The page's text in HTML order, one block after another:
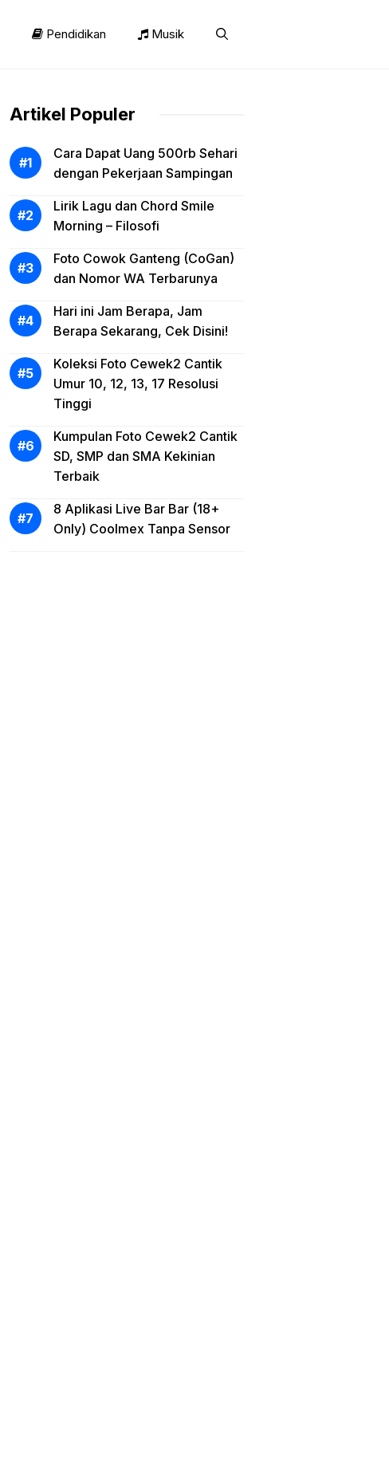
Pendidikan Musik
Artikel Populer
Cara Dapat Uang 500rb Sehari
dengan Pekerjaan Sampingan
Lirik Lagu dan Chord Smile
Morning – Filosofi
Foto Cowok Ganteng (CoGan)
dan Nomor WA Terbarunya
Hari ini Jam Berapa, Jam
Berapa Sekarang, Cek Disini!
Koleksi Foto Cewek2 Cantik
Umur 10, 12, 13, 17 Resolusi
Tinggi
Kumpulan Foto Cewek2 Cantik
SD, SMP dan SMA Kekinian
Terbaik
8 Aplikasi Live Bar Bar (18+
Only) Coolmex Tanpa Sensor